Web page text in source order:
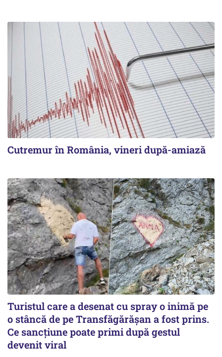
Cutremur în România, vineri după-amiază
Turistul care a desenat cu spray o inimă pe
o stâncă de pe Transfăgărășan a fost prins.
Ce sancțiune poate primi după gestul
devenit viral